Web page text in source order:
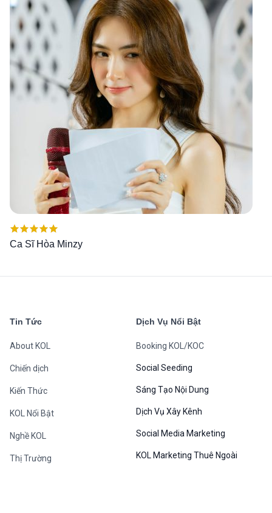
Ca Sĩ Hòa Minzy
Được xếp
Tin Tức
About KOL
Chiến dịch
Kiến Thức
KOL Nổi Bật
Nghề KOL
Thị Trường
Dịch Vụ Nổi Bật
Booking KOL/KOC
Social Seeding
Sáng Tạo Nội Dung
Dịch Vụ Xây Kênh
Social Media Marketing
KOL Marketing Thuê Ngoài